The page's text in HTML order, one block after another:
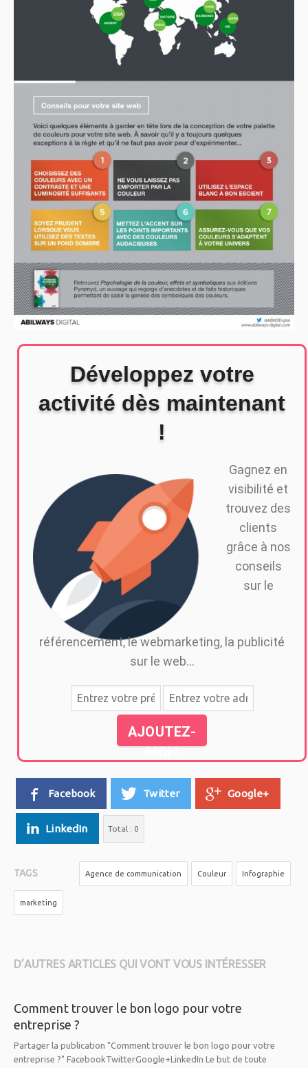
Développez votre
activité dès maintenant
!
Gagnez en
visibilité et
trouvez des
clients
grâce à nos
conseils
sur le
référencement, le webmarketing, la publicité
sur le web...
AJOUTEZ-
MOI !
Facebook Twitter Google+
LinkedIn Total : 0
TAGS Agence de communication Couleur Infographie
marketing
D’AUTRES ARTICLES QUI VONT VOUS INTÉRESSER
Comment trouver le bon logo pour votre
entreprise ?
Partager la publication "Comment trouver le bon logo pour votre
entreprise ?" FacebookTwitterGoogle+LinkedIn Le but de toute